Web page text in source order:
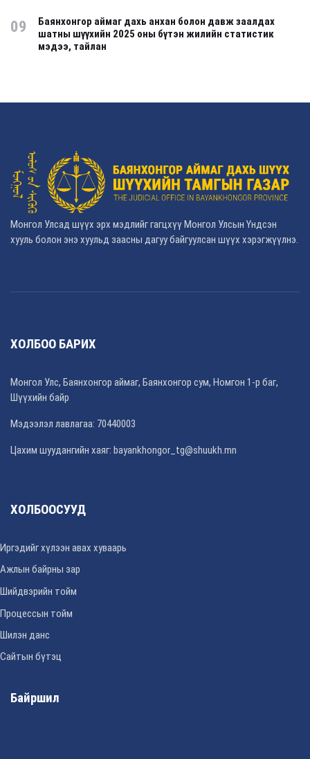
09
Баянхонгор аймаг дахь анхан болон давж заалдах
шатны шүүхийн 2025 оны бүтэн жилийн статистик
мэдээ, тайлан
Монгол Улсад шүүх эрх мэдлийг гагцхүү Монгол Улсын Үндсэн
хууль болон энэ хуульд заасны дагуу байгуулсан шүүх хэрэгжүүлнэ.
ХОЛБОО БАРИХ
Монгол Улс, Баянхонгор аймаг, Баянхонгор сум, Номгон 1-р баг,
Шүүхийн байр
Мэдээлэл лавлагаа: 70440003
Цахим шуудангийн хаяг: bayankhongor_tg@shuukh.mn
ХОЛБООСУУД
Иргэдийг хүлээн авах хуваарь
Ажлын байрны зар
Шийдвэрийн тойм
Процессын тойм
Шилэн данс
Сайтын бүтэц
Байршил